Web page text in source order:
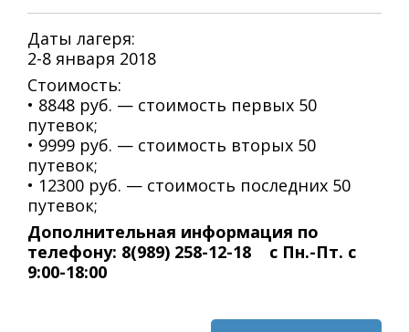
Даты лагеря:
2-8 января 2018
Стоимость:
• 8848 руб. — стоимость первых 50
путевок;
• 9999 руб. — стоимость вторых 50
путевок;
• 12300 руб. — стоимость последних 50
путевок;
Дополнительная информация по
телефону: 8(989) 258-12-18 с Пн.-Пт. с
9:00-18:00